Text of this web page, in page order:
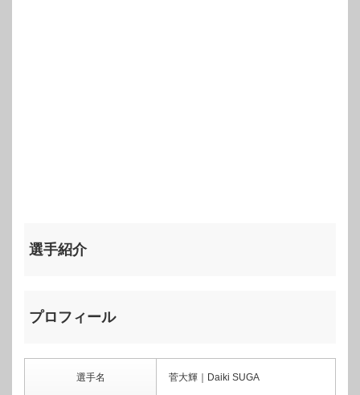
選手紹介
プロフィール
選手名 菅大輝｜Daiki SUGA